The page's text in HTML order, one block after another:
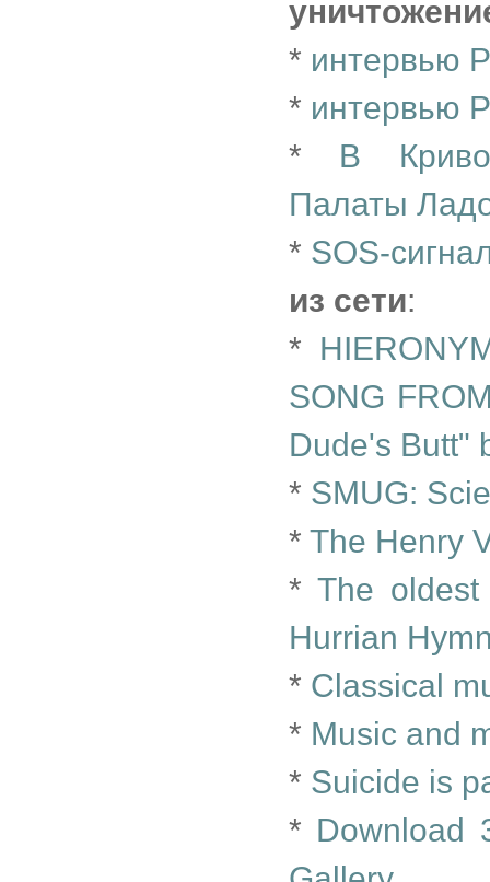
* интервью
* интервью
* В
Палаты
* SOS-
из сети:
*
SONG
Dude's Butt"
* SMUG:
* The Henry
* The
Hurrian
* Classical
* Music and
* Suicide is
* Download